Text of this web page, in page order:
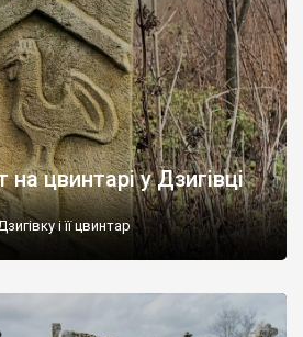
на цвинтарі у Дзигівці
і її цвинтар